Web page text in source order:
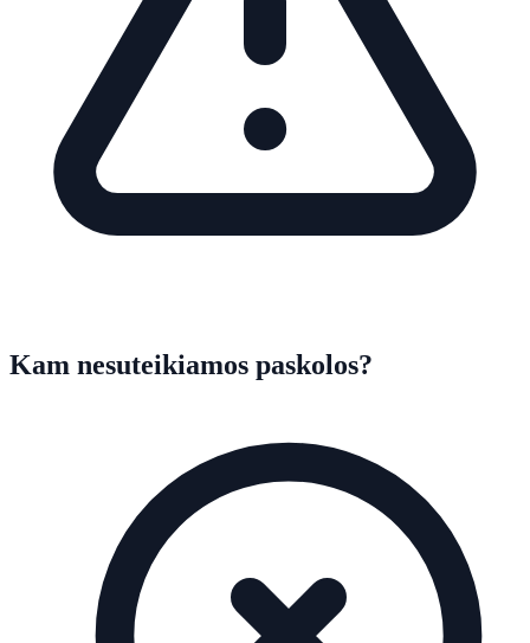
Kam nesuteikiamos paskolos?